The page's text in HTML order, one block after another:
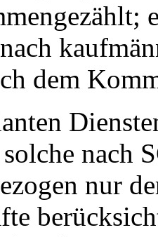
dem
nach
nur